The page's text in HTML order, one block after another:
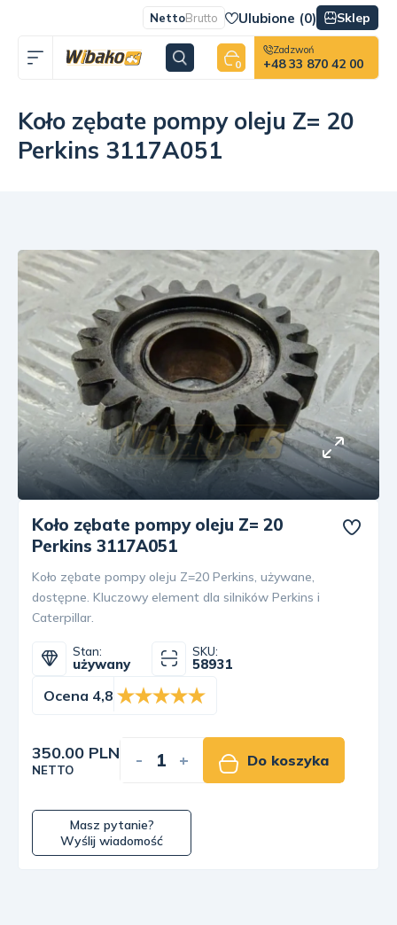
NettoBrutto Ulubione (0) Sklep
0
Zadzwoń
+48 33 870 42 00
Koło zębate pompy oleju Z= 20
Perkins 3117A051
Koło zębate pompy oleju Z= 20
Perkins 3117A051
Koło zębate pompy oleju Z=20 Perkins, używane,
dostępne. Kluczowy element dla silników Perkins i
Caterpillar.
Stan:
używany
SKU:
58931
Ocena 4,8
350.00 PLN
NETTO - + Do koszyka
Masz pytanie?
Wyślij wiadomość